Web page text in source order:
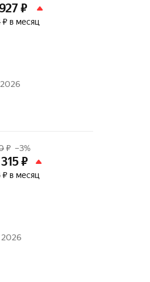
₽
₽ в месяц
2026
₽ –3%
₽
₽ в месяц
2026